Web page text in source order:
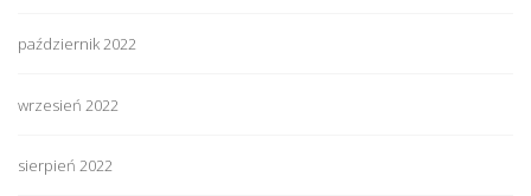
październik 2022
wrzesień 2022
sierpień 2022